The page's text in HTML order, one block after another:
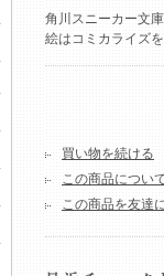
角川スニーカー文
絵はコミカライズ
買い物を続ける
この商品につい
この商品を友達